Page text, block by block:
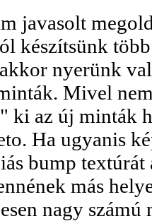
javasolt
készítsünk
nyerünk
Mivel
ki az új minták
Ha ugyanis
bump textúrát
más
nagy